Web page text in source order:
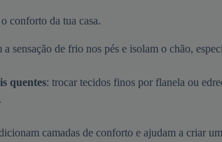
conforto da tua casa.
a sensação de frio nos pés e isolam o chão,
quentes: trocar tecidos finos por flanela ou
camadas de conforto e ajudam a criar